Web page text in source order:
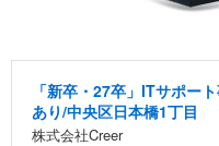
「新卒・27卒」ITサポー
あり/中央区日本橋1丁目
株式会社Creer